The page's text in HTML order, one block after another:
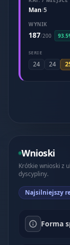
Man/5
WYNIK
187/200
SERIE
24 24
Wnioski
Krótkie wnioski z
dyscypliny.
Najsilniejszy
Forma